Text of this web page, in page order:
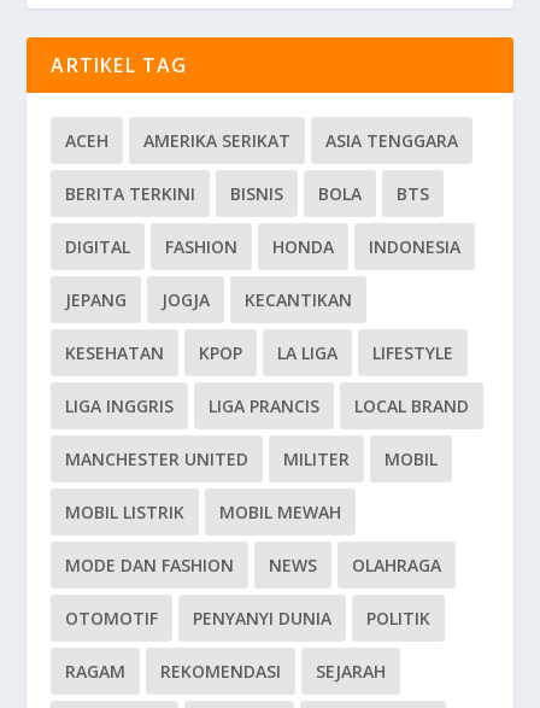
ARTIKEL TAG
ACEH AMERIKA SERIKAT ASIA TENGGARA
BERITA TERKINI BISNIS BOLA BTS
DIGITAL FASHION HONDA INDONESIA
JEPANG JOGJA KECANTIKAN
KESEHATAN KPOP LA LIGA LIFESTYLE
LIGA INGGRIS LIGA PRANCIS LOCAL BRAND
MANCHESTER UNITED MILITER MOBIL
MOBIL LISTRIK MOBIL MEWAH
MODE DAN FASHION NEWS OLAHRAGA
OTOMOTIF PENYANYI DUNIA POLITIK
RAGAM REKOMENDASI SEJARAH